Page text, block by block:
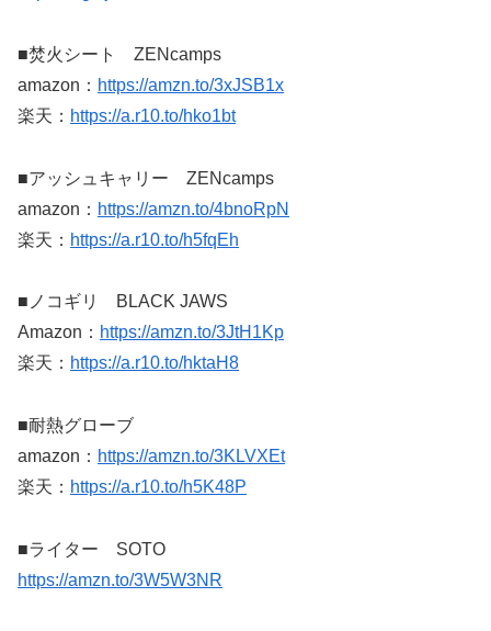
■焚火シート ZENcamps
amazon： https://amzn.to/3xJSB1x
楽天： https://a.r10.to/hko1bt
■アッシュキャリー ZENcamps
amazon： https://amzn.to/4bnoRpN
楽天： https://a.r10.to/h5fqEh
■ノコギリ BLACK JAWS
Amazon： https://amzn.to/3JtH1Kp
楽天： https://a.r10.to/hktaH8
■耐熱グローブ
amazon： https://amzn.to/3KLVXEt
楽天： https://a.r10.to/h5K48P
■ライター SOTO
https://amzn.to/3W5W3NR